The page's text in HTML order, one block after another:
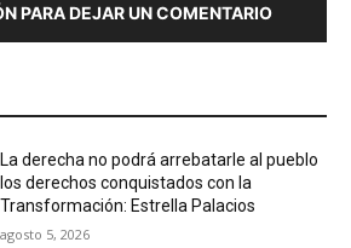
PARA DEJAR UN COMENTARIO
La derecha no podrá arrebatarle al pueblo
los derechos conquistados con la
Transformación: Estrella Palacios
agosto 5, 2026